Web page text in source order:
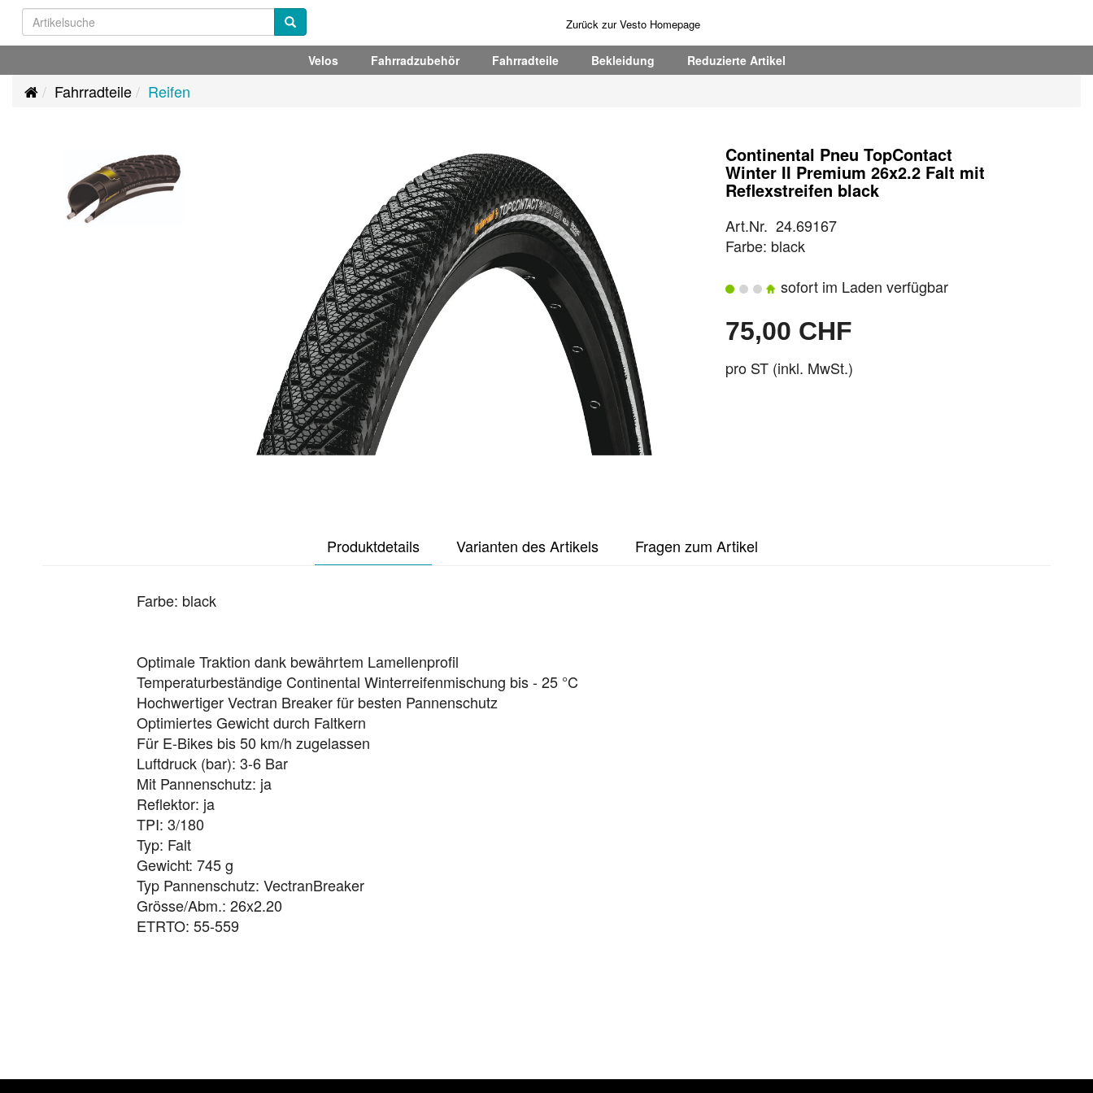
Zurück zur Vesto Homepage
Velos Fahrradzubehör Fahrradteile Bekleidung Reduzierte Artikel
Fahrradteile Reifen
Continental Pneu TopContact
Winter II Premium 26x2.2 Falt mit
Reflexstreifen black
Art.Nr. 24.69167
Farbe: black
sofort im Laden verfügbar
75,00 CHF
pro ST (inkl. MwSt.)
Produktdetails Varianten des Artikels Fragen zum Artikel
Farbe: black
Optimale Traktion dank bewährtem Lamellenprofil
Temperaturbeständige Continental Winterreifenmischung bis - 25 °C
Hochwertiger Vectran Breaker für besten Pannenschutz
Optimiertes Gewicht durch Faltkern
Für E-Bikes bis 50 km/h zugelassen
Luftdruck (bar): 3-6 Bar
Mit Pannenschutz: ja
Reflektor: ja
TPI: 3/180
Typ: Falt
Gewicht: 745 g
Typ Pannenschutz: VectranBreaker
Grösse/Abm.: 26x2.20
ETRTO: 55-559